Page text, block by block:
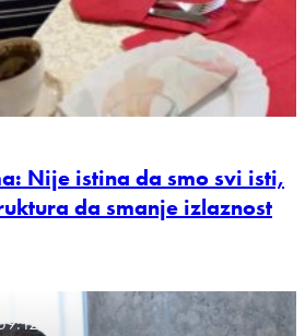
Nije istina da smo svi isti,
da smanje izlaznost